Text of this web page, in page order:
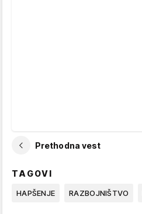
Prethodna vest
TAGOVI
HAPŠENJE RAZBOJNIŠTVO